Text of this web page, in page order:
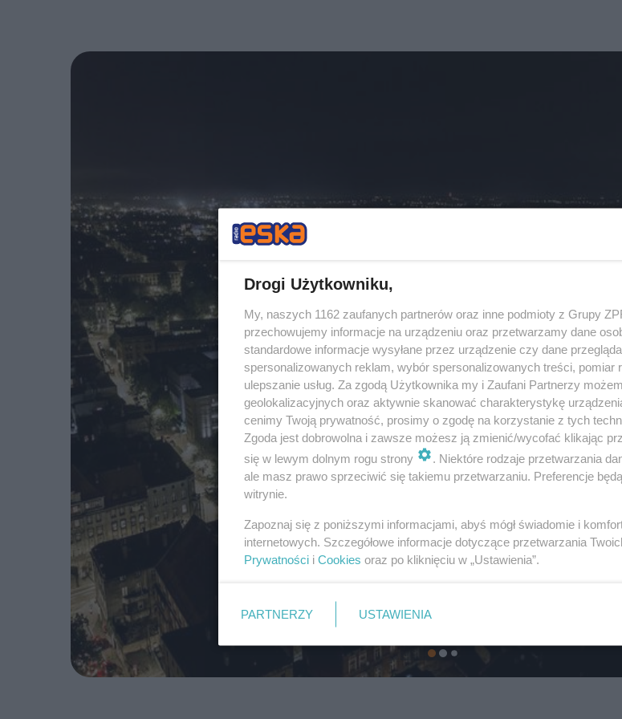
Drogi Użytkowniku,
My, naszych 1162 zaufanych partnerów oraz inne podmioty z Grupy
przechowujemy informacje na urządzeniu oraz przetwarzamy dane
standardowe informacje wysyłane przez urządzenie czy dane
spersonalizowanych reklam, wybór spersonalizowanych treści, pomiar
ulepszanie usług. Za zgodą Użytkownika my i Zaufani Partnerzy
geolokalizacyjnych oraz aktywnie skanować charakterystykę
cenimy Twoją prywatność, prosimy o zgodę na korzystanie z tych
Zgoda jest dobrowolna i zawsze możesz ją zmienić/wycofać klikając
się w lewym dolnym rogu strony
. Niektóre rodzaje przetwarzania
ale masz prawo sprzeciwić się takiemu przetwarzaniu. Preferencje
witrynie.
Zapoznaj się z poniższymi informacjami, abyś mógł świadomie i
internetowych. Szczegółowe informacje dotyczące przetwarzania
Prywatności i Cookies oraz po kliknięciu w „Ustawienia”.
PARTNERZY USTAWIENIA